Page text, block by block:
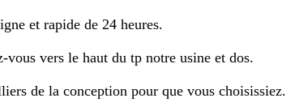
et rapide de 24 heures.
vous vers le haut du tp notre usine et dos.
de la conception pour que vous choisissiez.